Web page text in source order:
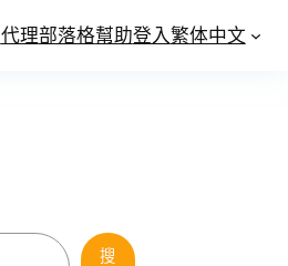
代理部落格幫助登入繁体中文
搜